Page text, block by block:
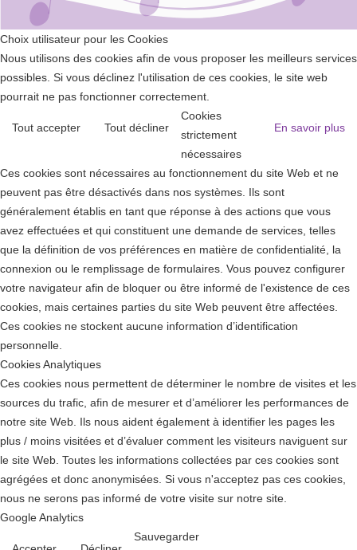
Choix utilisateur pour les Cookies
Nous utilisons des cookies afin de vous proposer les meilleurs services
possibles. Si vous déclinez l'utilisation de ces cookies, le site web
pourrait ne pas fonctionner correctement.
Tout accepter Tout décliner En savoir plus
Cookies
strictement
nécessaires
Ces cookies sont nécessaires au fonctionnement du site Web et ne
peuvent pas être désactivés dans nos systèmes. Ils sont
généralement établis en tant que réponse à des actions que vous
avez effectuées et qui constituent une demande de services, telles
que la définition de vos préférences en matière de confidentialité, la
connexion ou le remplissage de formulaires. Vous pouvez configurer
votre navigateur afin de bloquer ou être informé de l'existence de ces
cookies, mais certaines parties du site Web peuvent être affectées.
Ces cookies ne stockent aucune information d’identification
personnelle.
Cookies Analytiques
Ces cookies nous permettent de déterminer le nombre de visites et les
sources du trafic, afin de mesurer et d’améliorer les performances de
notre site Web. Ils nous aident également à identifier les pages les
plus / moins visitées et d’évaluer comment les visiteurs naviguent sur
le site Web. Toutes les informations collectées par ces cookies sont
agrégées et donc anonymisées. Si vous n'acceptez pas ces cookies,
nous ne serons pas informé de votre visite sur notre site.
Google Analytics
Sauvegarder